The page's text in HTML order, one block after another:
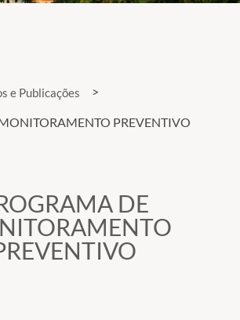
e Publicações >
PREVENTIVO
DE